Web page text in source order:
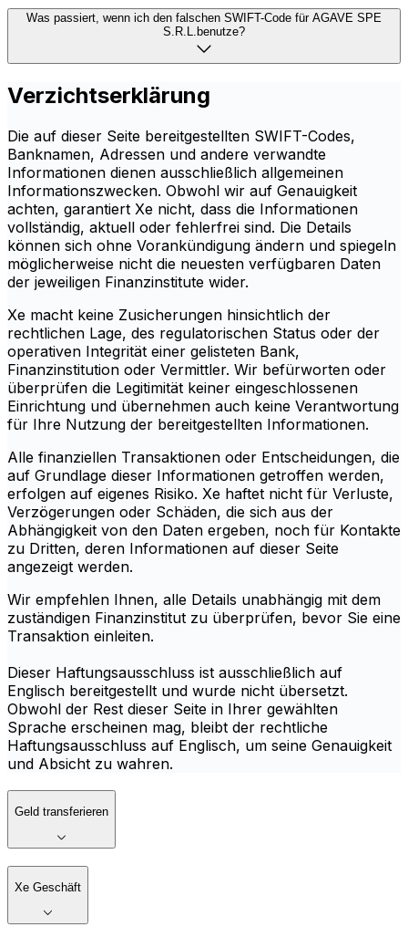
Was passiert, wenn ich den falschen SWIFT-Code für AGAVE SPE
S.R.L.benutze?
Verzichtserklärung
Die auf dieser Seite bereitgestellten SWIFT-Codes,
Banknamen, Adressen und andere verwandte
Informationen dienen ausschließlich allgemeinen
Informationszwecken. Obwohl wir auf Genauigkeit
achten, garantiert Xe nicht, dass die Informationen
vollständig, aktuell oder fehlerfrei sind. Die Details
können sich ohne Vorankündigung ändern und spiegeln
möglicherweise nicht die neuesten verfügbaren Daten
der jeweiligen Finanzinstitute wider.
Xe macht keine Zusicherungen hinsichtlich der
rechtlichen Lage, des regulatorischen Status oder der
operativen Integrität einer gelisteten Bank,
Finanzinstitution oder Vermittler. Wir befürworten oder
überprüfen die Legitimität keiner eingeschlossenen
Einrichtung und übernehmen auch keine Verantwortung
für Ihre Nutzung der bereitgestellten Informationen.
Alle finanziellen Transaktionen oder Entscheidungen, die
auf Grundlage dieser Informationen getroffen werden,
erfolgen auf eigenes Risiko. Xe haftet nicht für Verluste,
Verzögerungen oder Schäden, die sich aus der
Abhängigkeit von den Daten ergeben, noch für Kontakte
zu Dritten, deren Informationen auf dieser Seite
angezeigt werden.
Wir empfehlen Ihnen, alle Details unabhängig mit dem
zuständigen Finanzinstitut zu überprüfen, bevor Sie eine
Transaktion einleiten.
Dieser Haftungsausschluss ist ausschließlich auf
Englisch bereitgestellt und wurde nicht übersetzt.
Obwohl der Rest dieser Seite in Ihrer gewählten
Sprache erscheinen mag, bleibt der rechtliche
Haftungsausschluss auf Englisch, um seine Genauigkeit
und Absicht zu wahren.
Geld transferieren
Xe Geschäft